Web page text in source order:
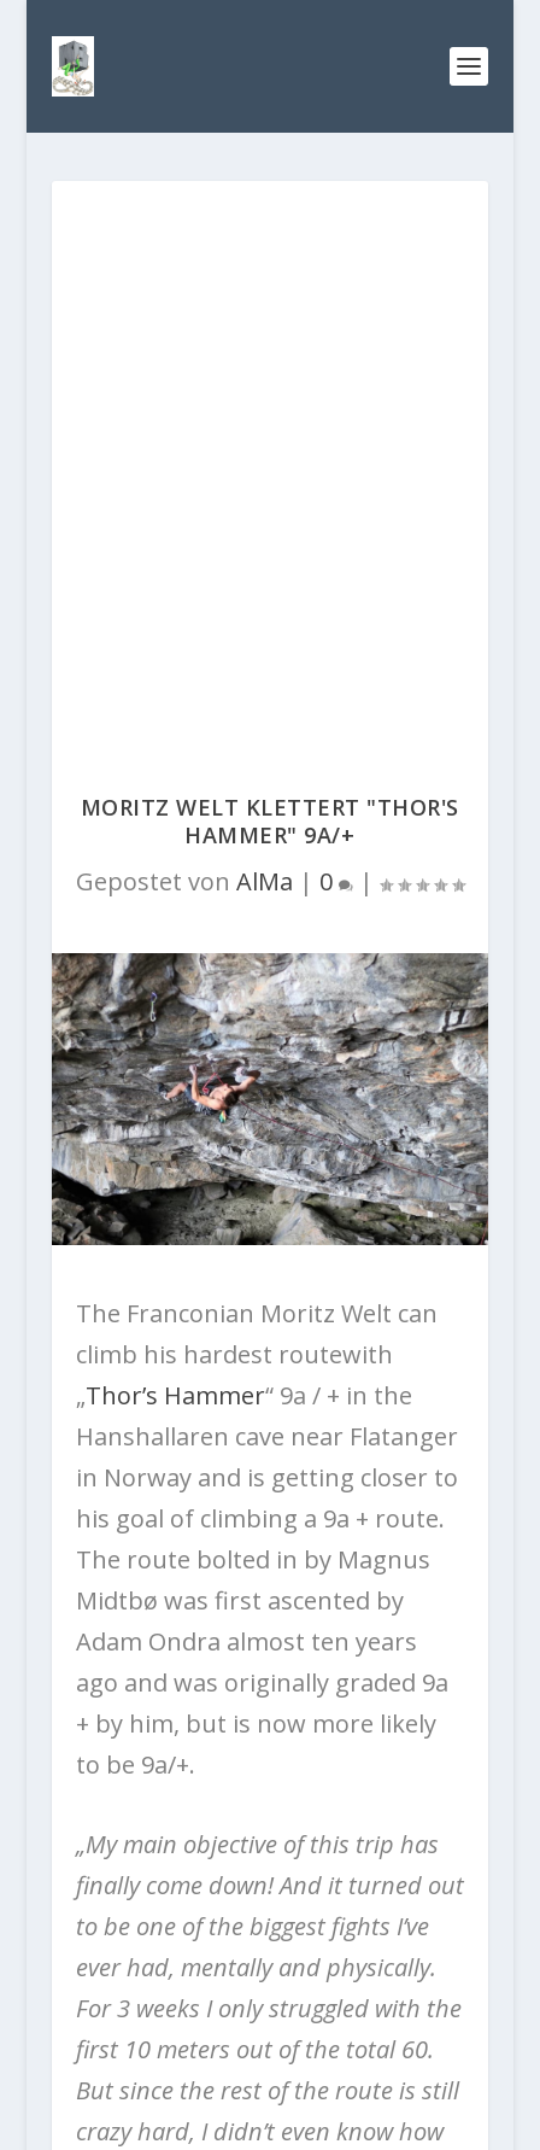
MORITZ WELT KLETTERT "THOR'S
HAMMER" 9A/+
Gepostet von AlMa | 0 |
The Franconian Moritz Welt can
climb his hardest routewith
„Thor’s Hammer“ 9a / + in the
Hanshallaren cave near Flatanger
in Norway and is getting closer to
his goal of climbing a 9a + route.
The route bolted in by Magnus
Midtbø was first ascented by
Adam Ondra almost ten years
ago and was originally graded 9a
+ by him, but is now more likely
to be 9a/+.
„My main objective of this trip has
finally come down! And it turned out
to be one of the biggest fights I’ve
ever had, mentally and physically.
For 3 weeks I only struggled with the
first 10 meters out of the total 60.
But since the rest of the route is still
crazy hard, I didn’t even know how